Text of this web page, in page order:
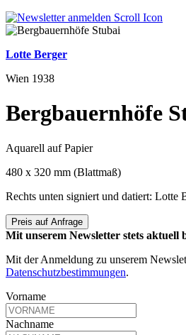
Lotte Berger
Wien 1938
Bergbauernhöfe
Aquarell auf Papier
480 x 320 mm (Blattmaß)
Rechts unten signiert und datiert: Lotte
Preis auf Anfrage
Mit unserem Newsletter stets aktuell
Mit der Anmeldung zu unserem
Datenschutzbestimmungen.
Vorname
Nachname